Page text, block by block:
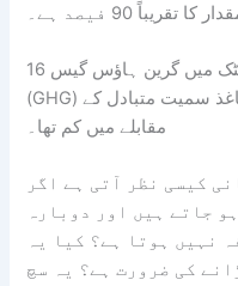
تقریباً 90 فیصد ہے۔
16 ایپلی کیشنز میں سے 15 میں، پلاسٹک میں گرین ہاؤس گیس
(GHG) کا اخراج اپنی زندگی کے دوران کاغذ سمیت متبادل کے
مقابلے میں کم تھا۔
کیسی نظر آتی ہے اگر
جاتے ہیں اور دوبارہ
نہیں ہوتا ہے؟ کیا یہ
کی ضرورت ہے؟ یہ سچ